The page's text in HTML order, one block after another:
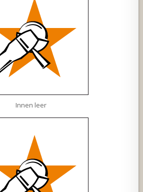
Innen leer